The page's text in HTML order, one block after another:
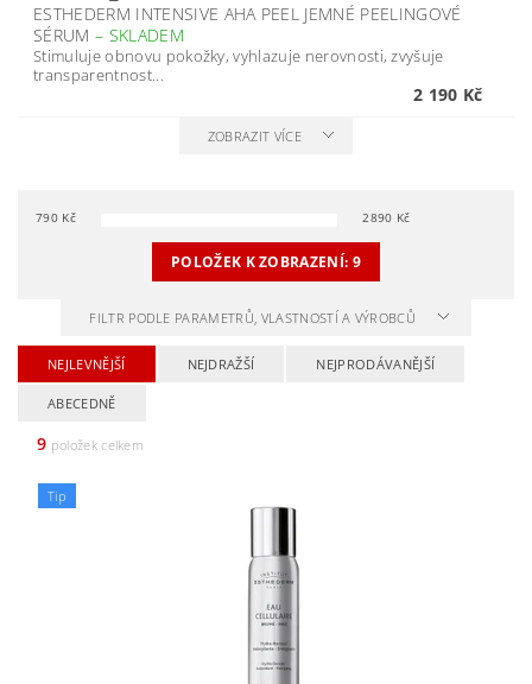
ESTHEDERM INTENSIVE AHA PEEL JEMNÉ PEELINGOVÉ
SÉRUM– SKLADEM
Stimuluje obnovu pokožky, vyhlazuje nerovnosti, zvyšuje
transparentnost...
2 190 Kč
ZOBRAZIT VÍCE
790Kč 2890 Kč
POLOŽEK K ZOBRAZENÍ: 9
FILTR PODLE PARAMETRŮ, VLASTNOSTÍ A VÝROBCŮ
NEJLEVNĚJŠÍ NEJDRAŽŠÍ NEJPRODÁVANĚJŠÍ
ABECEDNĚ
9 položek celkem
Tip